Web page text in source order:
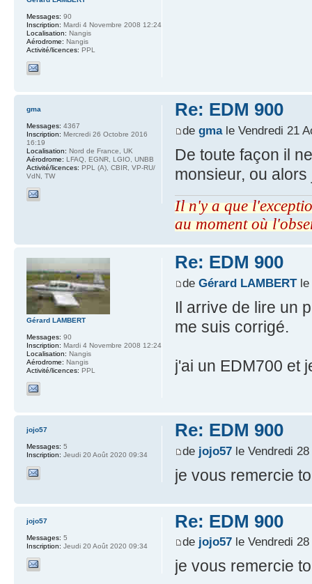
Messages: 90
Inscription: Mardi 4 Novembre 2008 12:24
Localisation: Nangis
Aérodrome: Nangis
Activité/licences: PPL
Re: EDM 900
de gmale Vendredi 21
De toute façon il
monsieur, ou
Il n'y a que
au moment où
gma
Messages: 4367
Inscription: Mercredi 26 Octobre 2016
16:19
Localisation: Nord de France, UK
Aérodrome: LFAQ, EGNR, LGIO, UNBB
Activité/licences: PPL (A), CBIR, VP-RU/
VdN, TW
Re: EDM 900
de Gérard LAMBERTle
Il arrive de lire un
me suis corrigé.
j'ai un EDM700 et
Gérard LAMBERT
Messages: 90
Inscription: Mardi 4 Novembre 2008 12:24
Localisation: Nangis
Aérodrome: Nangis
Activité/licences: PPL
Re: EDM 900
de jojo57le Vendredi 28
je vous remercie
jojo57
Messages: 5
Inscription: Jeudi 20 Août 2020 09:34
Re: EDM 900
de jojo57le Vendredi 28
je vous remercie
jojo57
Messages: 5
Inscription: Jeudi 20 Août 2020 09:34